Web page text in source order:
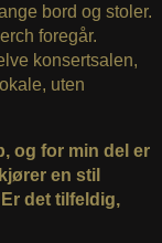
bord og stoler.
foregår.
konsertsalen,
uten
og for min del er
en stil
det tilfeldig,